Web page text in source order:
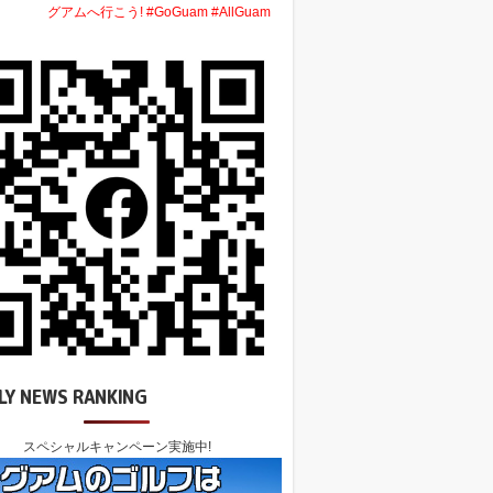
グアムへ行こう! #GoGuam #AllGuam
NEWS RANKING
スペシャルキャンペーン実施中!